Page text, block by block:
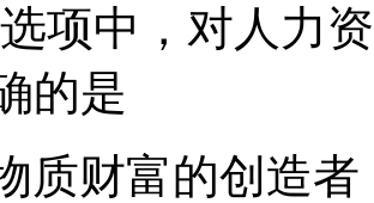
项中，对人力
的是
质财富的创造者